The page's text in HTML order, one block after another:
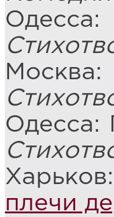
Одесса:
плечи